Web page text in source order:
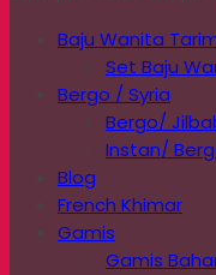
Baju Wanita
Set Baju
Bergo / Syria
Bergo/
Instan/
Blog
French Khimar
Gamis
Gamis